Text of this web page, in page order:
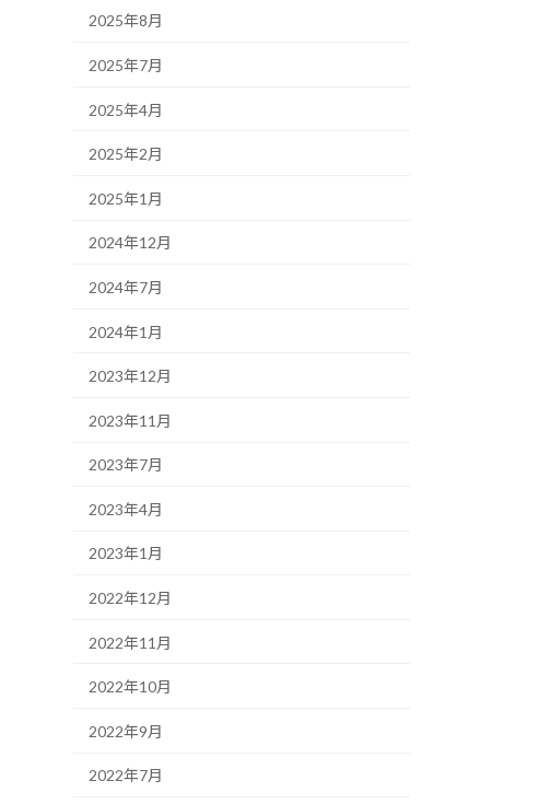
2025年8月
2025年7月
2025年4月
2025年2月
2025年1月
2024年12月
2024年7月
2024年1月
2023年12月
2023年11月
2023年7月
2023年4月
2023年1月
2022年12月
2022年11月
2022年10月
2022年9月
2022年7月